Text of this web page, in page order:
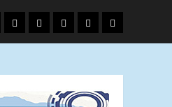
娛
樂
政
治
國
際
運
動
生
活